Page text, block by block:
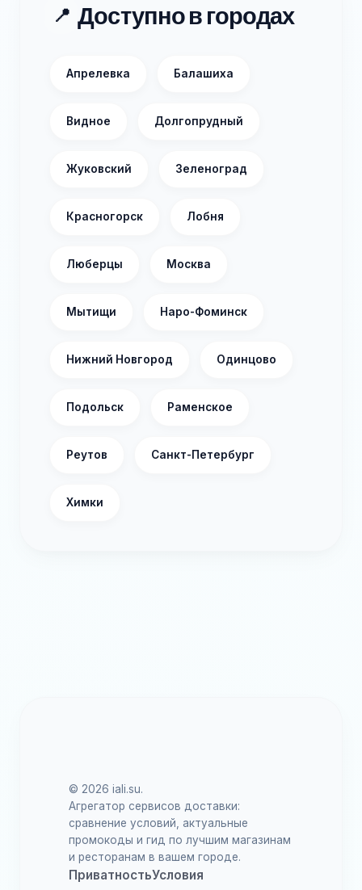
📍 Доступно в городах
Апрелевка Балашиха
Видное Долгопрудный
Жуковский Зеленоград
Красногорск Лобня
Люберцы Москва
Мытищи Наро-Фоминск
Нижний Новгород Одинцово
Подольск Раменское
Реутов Санкт-Петербург
Химки
© 2026 iali.su.
Агрегатор сервисов доставки:
сравнение условий, актуальные
промокоды и гид по лучшим магазинам
и ресторанам в вашем городе.
ПриватностьУсловия